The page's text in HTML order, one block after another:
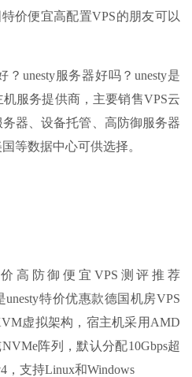
价便宜高配置VPS的朋友可以
？unesty服务器好吗？unesty是
服务提供商，主要销售VPS云
器、设备托管、高防御服务器
等数据中心可供选择。
高防御便宜VPS测评推荐
unesty特价优惠款德国机房VPS
虚拟架构，宿主机采用AMD
阵列，默认分配10Gbps超
，支持Linux和Windows